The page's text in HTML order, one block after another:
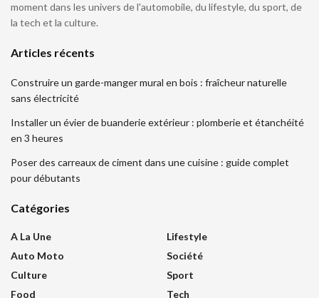
moment dans les univers de l'automobile, du lifestyle, du sport, de
la tech et la culture.
Articles récents
Construire un garde-manger mural en bois : fraîcheur naturelle
sans électricité
Installer un évier de buanderie extérieur : plomberie et étanchéité
en 3 heures
Poser des carreaux de ciment dans une cuisine : guide complet
pour débutants
Catégories
A La Une
Auto Moto
Culture
Food
Lifestyle
Société
Sport
Tech